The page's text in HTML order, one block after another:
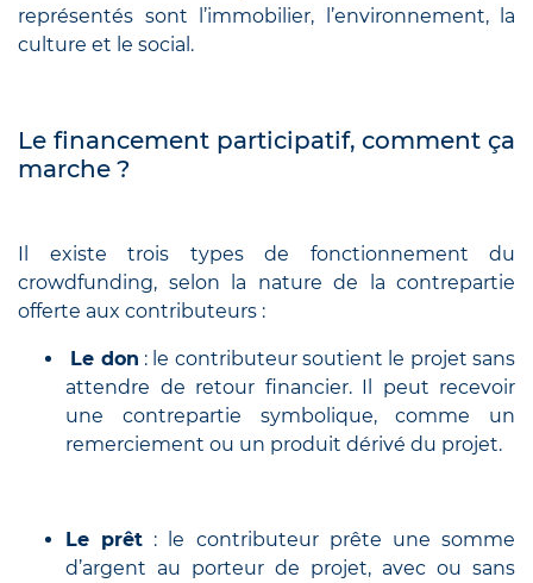
représentés sont l’immobilier, l’environnement, la
culture et le social.
Le financement participatif, comment ça
marche ?
Il existe trois types de fonctionnement du
crowdfunding, selon la nature de la contrepartie
offerte aux contributeurs :
Le don : le contributeur soutient le projet sans
attendre de retour financier. Il peut recevoir
une contrepartie symbolique, comme un
remerciement ou un produit dérivé du projet.
Le prêt : le contributeur prête une somme
d’argent au porteur de projet, avec ou sans